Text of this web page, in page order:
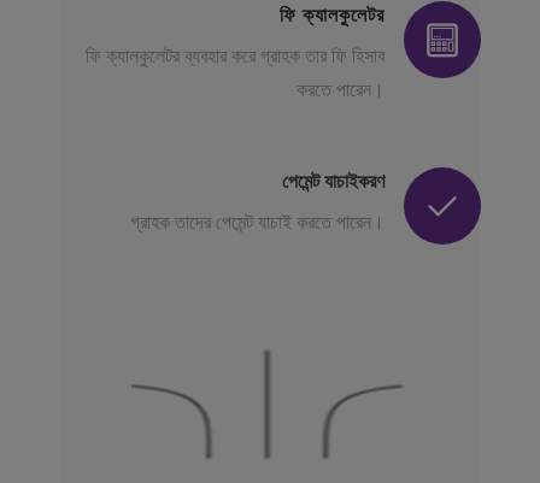
ফি ক্যালকুলেটর
ফি ক্যালকুলেটর ব্যবহার করে গ্রাহক তার ফি হিসাব
করতে পারেন।
পেমেন্ট যাচাইকরণ
গ্রাহক তাদের পেমেন্ট যাচাই করতে পারেন।